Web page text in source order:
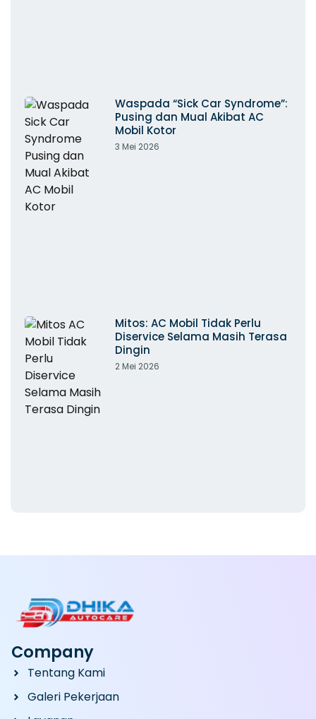
Waspada “Sick Car Syndrome”:
Pusing dan Mual Akibat AC
Mobil Kotor
3 Mei 2026
Mitos: AC Mobil Tidak Perlu
Diservice Selama Masih Terasa
Dingin
2 Mei 2026
Company
Tentang Kami
Galeri Pekerjaan